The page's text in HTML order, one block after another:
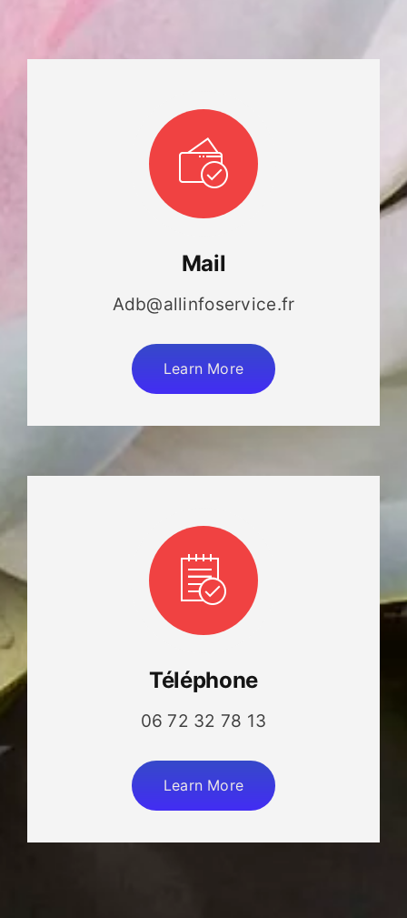
Mail
Adb@allinfoservice.fr
Learn More
Téléphone
06 72 32 78 13
Learn More